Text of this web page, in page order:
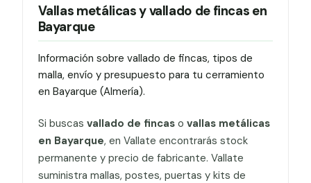
Vallas metálicas y vallado de fincas en
Bayarque
Información sobre vallado de fincas, tipos de
malla, envío y presupuesto para tu cerramiento
en Bayarque (Almería).
Si buscas vallado de fincaso vallas metálicas
en Bayarque, en Vallate encontrarás stock
permanente y precio de fabricante. Vallate
suministra mallas, postes, puertas y kits de